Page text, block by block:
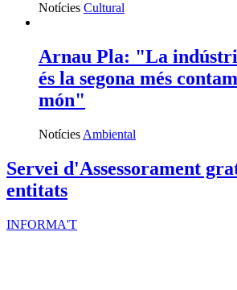
Notícies Cultural
Arnau Pla: "La
és la segona més
món"
Notícies Ambiental
Servei d'Assessorament
entitats
INFORMA'T